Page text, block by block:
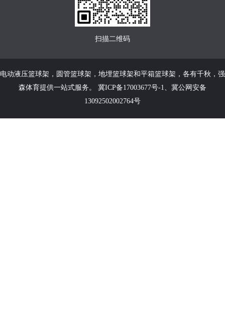
扫描二维码
电动液压篮球架 ， 圆管篮球架 ， 地埋篮球架和平箱篮球架 ，各有千秋，强
森体育提供一站式服务。 冀ICP备17003677号-1、 冀公网安备
13092502002764号